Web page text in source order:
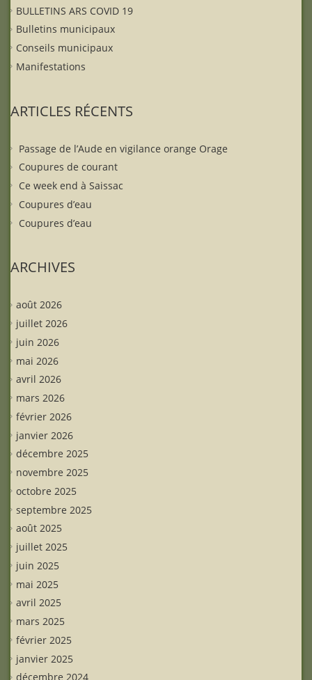
BULLETINS ARS COVID 19
Bulletins municipaux
Conseils municipaux
Manifestations
ARTICLES RÉCENTS
Passage de l’Aude en vigilance orange Orage
Coupures de courant
Ce week end à Saissac
Coupures d’eau
Coupures d’eau
ARCHIVES
août 2026
juillet 2026
juin 2026
mai 2026
avril 2026
mars 2026
février 2026
janvier 2026
décembre 2025
novembre 2025
octobre 2025
septembre 2025
août 2025
juillet 2025
juin 2025
mai 2025
avril 2025
mars 2025
février 2025
janvier 2025
décembre 2024